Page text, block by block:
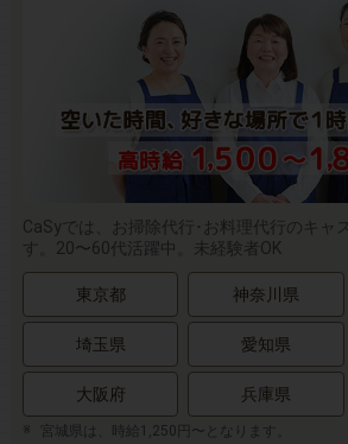
CaSyでは、お掃除代行･お料理代行のキャ
す。20〜60代活躍中。未経験者OK
東京都 神奈川県
埼玉県 愛知県
大阪府 兵庫県
宮城県は、時給1,250円〜となります。